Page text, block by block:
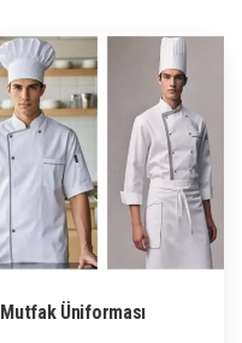
Mutfak Üniforması